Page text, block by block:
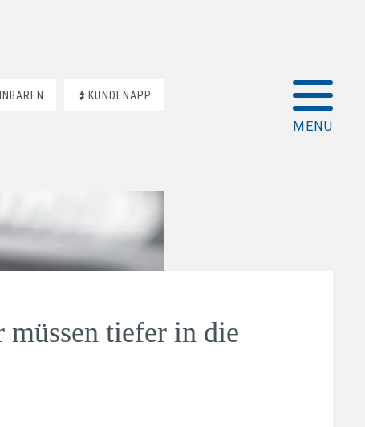
KUNDENAPP
müssen tiefer in die